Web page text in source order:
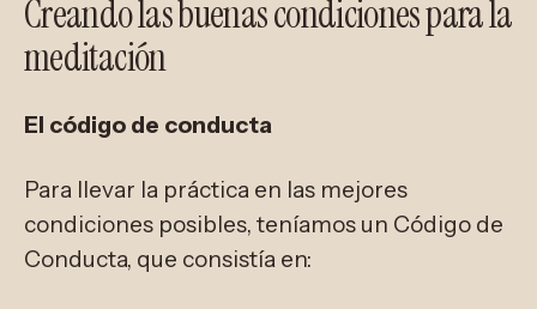
Creando las buenas condiciones para la
meditación
El código de conducta
Para llevar la práctica en las mejores
condiciones posibles, teníamos un Código de
Conducta, que consistía en: